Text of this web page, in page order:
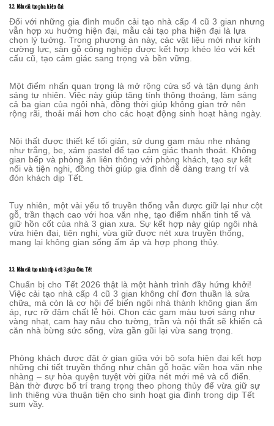
3.2. Mẫu cải tạo pha hiện đại
Đối với những gia đình muốn cải tạo nhà cấp 4 cũ 3 gian nhưng
vẫn hợp xu hướng hiện đại, mẫu cải tạo pha hiện đại là lựa
chọn lý tưởng. Trong phương án này, các vật liệu mới như kính
cường lực, sàn gỗ công nghiệp được kết hợp khéo léo với kết
cấu cũ, tạo cảm giác sang trọng và bền vững.
Một điểm nhấn quan trọng là mở rộng cửa sổ và tận dụng ánh
sáng tự nhiên. Việc này giúp tăng tính thông thoáng, làm sáng
cả ba gian của ngôi nhà, đồng thời giúp không gian trở nên
rộng rãi, thoải mái hơn cho các hoạt động sinh hoạt hàng ngày.
Nội thất được thiết kế tối giản, sử dụng gam màu nhẹ nhàng
như trắng, be, xám pastel để tạo cảm giác thanh thoát. Không
gian bếp và phòng ăn liên thông với phòng khách, tạo sự kết
nối và tiện nghi, đồng thời giúp gia đình dễ dàng trang trí và
đón khách dịp Tết.
Tuy nhiên, một vài yếu tố truyền thống vẫn được giữ lại như cột
gỗ, trần thạch cao với hoa văn nhẹ, tạo điểm nhấn tinh tế và
giữ hồn cốt của nhà 3 gian xưa. Sự kết hợp này giúp ngôi nhà
vừa hiện đại, tiện nghi, vừa giữ được nét xưa truyền thống,
mang lại không gian sống ấm áp và hợp phong thủy.
3.3. Mẫu cải tạo nhà cấp 4 cũ 3 gian đón Tết
Chuẩn bị cho Tết 2026 thật là một hành trình đầy hứng khởi!
Việc cải tạo nhà cấp 4 cũ 3 gian không chỉ đơn thuần là sửa
chữa, mà còn là cơ hội để biến ngôi nhà thành không gian ấm
áp, rực rỡ đậm chất lễ hội. Chọn các gam màu tươi sáng như
vàng nhạt, cam hay nâu cho tường, trần và nội thất sẽ khiến cả
căn nhà bừng sức sống, vừa gần gũi lại vừa sang trọng.
Phòng khách được đặt ở gian giữa với bộ sofa hiện đại kết hợp
những chi tiết truyền thống như chân gỗ hoặc viền hoa văn nhẹ
nhàng – sự hòa quyện tuyệt vời giữa nét mới mẻ và cổ điển.
Bàn thờ được bố trí trang trọng theo phong thủy để vừa giữ sự
linh thiêng vừa thuận tiện cho sinh hoạt gia đình trong dịp Tết
sum vầy.